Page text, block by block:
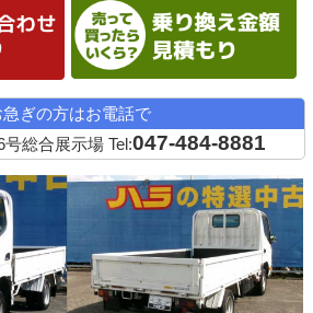
在庫確認・見積依頼
急ぎの方はお電話で
号総合展示場 Tel:047-484-8881